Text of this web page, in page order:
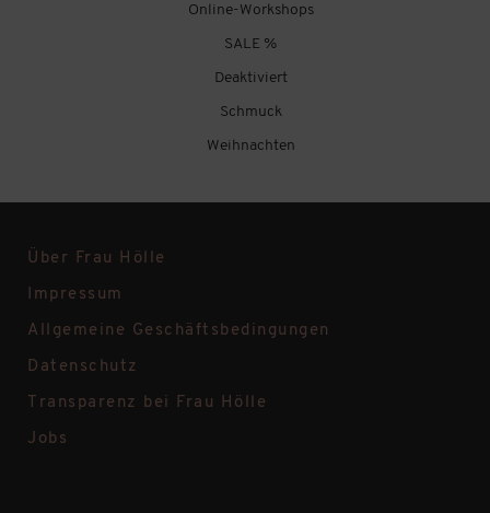
Online-Workshops
SALE %
Deaktiviert
Schmuck
Weihnachten
Über Frau Hölle
Impressum
Allgemeine Geschäftsbedingungen
Datenschutz
Transparenz bei Frau Hölle
Jobs